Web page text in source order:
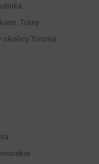
Trasy
Torunia